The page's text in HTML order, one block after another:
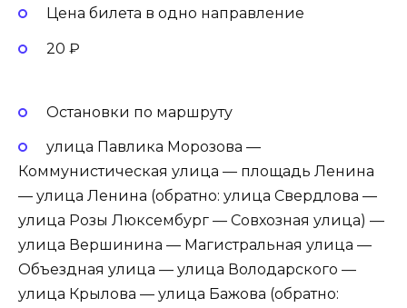
Цена билета в одно направление
20 ₽
Остановки по маршруту
улица Павлика Морозова —
Коммунистическая улица — площадь Ленина
— улица Ленина (обратно: улица Свердлова —
улица Розы Люксембург — Совхозная улица) —
улица Вершинина — Магистральная улица —
Объездная улица — улица Володарского —
улица Крылова — улица Бажова (обратно: